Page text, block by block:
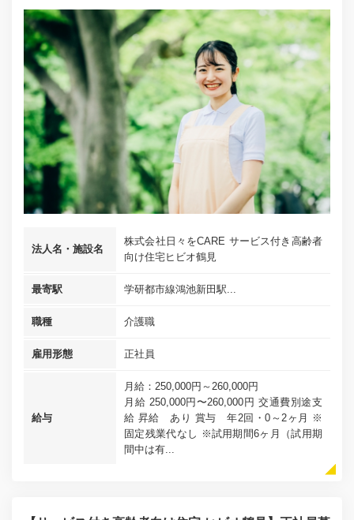
法人名・施設名
株式会社日々をCARE サービス付き高齢者
向け住宅ヒビオ鶴見
最寄駅 学研都市線鴻池新田駅...
職種 介護職
雇用形態 正社員
給与
月給：250,000円～260,000円
月給 250,000円〜260,000円 交通費別途支
給 昇給 あり 賞与 年2回・0～2ヶ月 ※
固定残業代なし ※試用期間6ヶ月（試用期
間中は有...